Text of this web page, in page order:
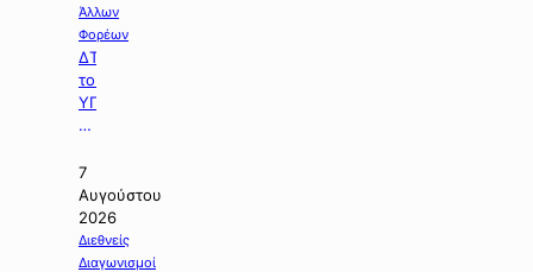
Άλλων
Φορέων
ΔΤ
του
ΥΠΠΕΝ
με
«Ειδικό
Χωροταξικό
Πλαίσιο
για
τον
7
Αυγούστου
2026
Διεθνείς
Διαγωνισμοί